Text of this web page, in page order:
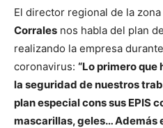
El director regional de la
Corrales nos habla del plan
realizando la empresa
coronavirus: “Lo primero que
la seguridad de nuestros
plan especial cons sus EPIS
mascarillas, geles… Además